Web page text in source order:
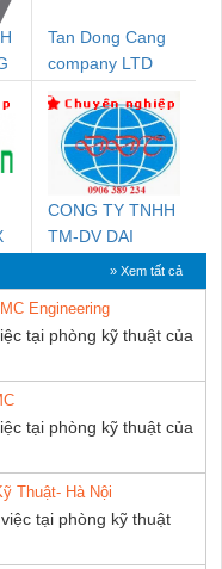
Tan Dong Cang
company LTD
CONG TY TNHH
TM-DV DAI
DONG THANH
» Xem tất cả
Engineering
tại phòng kỹ thuật của
tại phòng kỹ thuật của
Thuật- Hà Nội
tại phòng kỹ thuật